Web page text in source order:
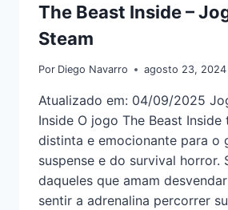
The Beast Inside –
Steam
Por Diego Navarro agosto 23, 2024
Atualizado em: 04/09/2025
Inside O jogo The Beast Inside
distinta e emocionante para o
suspense e do survival horror.
daqueles que amam
sentir a adrenalina percorrer